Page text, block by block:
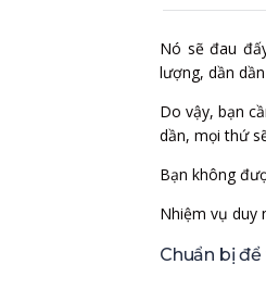
Nó sẽ đau
lượng, dần
Do vậy, bạn
dần, mọi thứ
Bạn không
Nhiệm vụ duy
Chuẩn bị